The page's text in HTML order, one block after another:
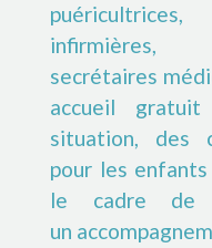
infirmières,
secrétaires
accueil
situation, des
pour les
le cadre de
un